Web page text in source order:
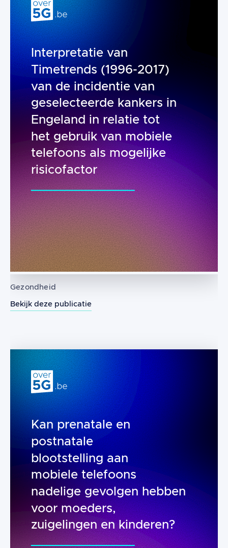
Interpretatie van
Timetrends (1996-2017)
van de incidentie van
geselecteerde kankers in
Engeland in relatie tot
het gebruik van mobiele
telefoons als mogelijke
risicofactor
Interpretatie van Timetrends (1996-
Gezondheid
Bekijk deze publicatie
Kan prenatale en
postnatale
blootstelling aan
mobiele telefoons
nadelige gevolgen hebben
voor moeders,
zuigelingen en kinderen?